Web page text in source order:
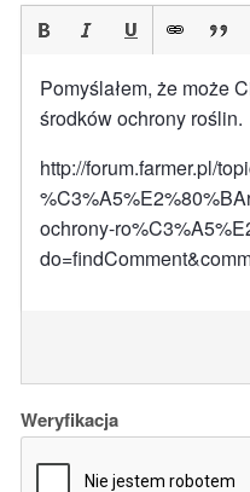
Pomyślałem, że może
środków ochrony roślin.
http://forum.farmer.pl/
ochrony-
Weryfikacja